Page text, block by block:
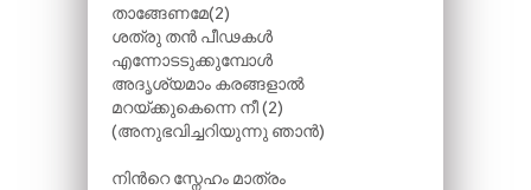
താങ്ങേണമേ(2)
ശത്രു തൻ പീഢകൾ
എന്നോടടുക്കുമ്പോൾ
അദൃശ്യമാം കരങ്ങളാൽ
മറയ്ക്കുകെന്നെ നീ (2)
(അനുഭവിച്ചറിയുന്നു ഞാൻ)
നിന്‍റെ സ്നേഹം മാത്രം